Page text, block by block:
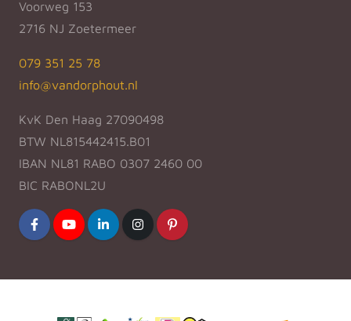
Voorweg 153
2716 NJ Zoetermeer
079 351 25 78
info@vandorphout.nl
KvK Den Haag 27090498
BTW NL815442415.B01
IBAN NL81 RABO 0307 2460 00
BIC RABONL2U